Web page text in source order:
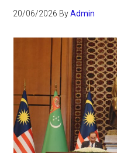
20/06/2026 ByAdmin